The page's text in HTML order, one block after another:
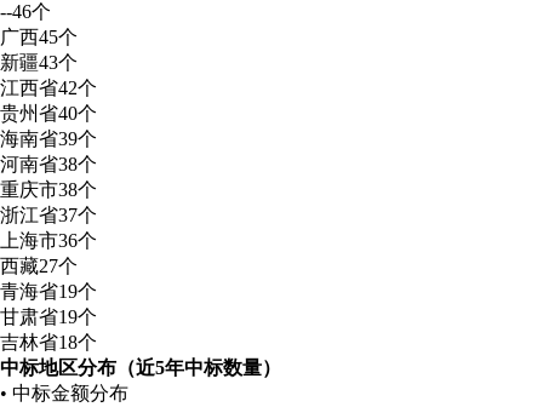
--46个
广西45个
新疆43个
江西省42个
贵州省40个
海南省39个
河南省38个
重庆市38个
浙江省37个
上海市36个
西藏27个
青海省19个
甘肃省19个
吉林省18个
中标地区分布（近5年中标数量）
• 中标金额分布